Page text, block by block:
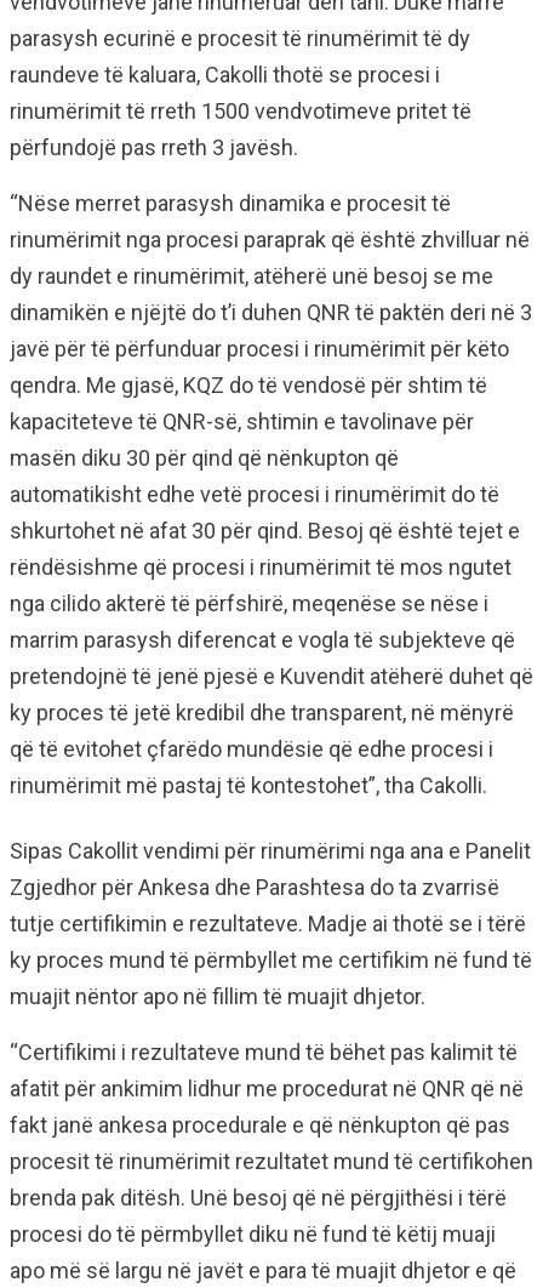
parasysh ecurinë e procesit të rinumërimit të dy
raundeve të kaluara, Cakolli thotë se procesi i
rinumërimit të rreth 1500 vendvotimeve pritet të
përfundojë pas rreth 3 javësh.
“Nëse merret parasysh dinamika e procesit të
rinumërimit nga procesi paraprak që është zhvilluar në
dy raundet e rinumërimit, atëherë unë besoj se me
dinamikën e njëjtë do t’i duhen QNR të paktën deri në 3
javë për të përfunduar procesi i rinumërimit për këto
qendra. Me gjasë, KQZ do të vendosë për shtim të
kapaciteteve të QNR-së, shtimin e tavolinave për
masën diku 30 për qind që nënkupton që
automatikisht edhe vetë procesi i rinumërimit do të
shkurtohet në afat 30 për qind. Besoj që është tejet e
rëndësishme që procesi i rinumërimit të mos ngutet
nga cilido akterë të përfshirë, meqenëse se nëse i
marrim parasysh diferencat e vogla të subjekteve që
pretendojnë të jenë pjesë e Kuvendit atëherë duhet që
ky proces të jetë kredibil dhe transparent, në mënyrë
që të evitohet çfarëdo mundësie që edhe procesi i
rinumërimit më pastaj të kontestohet”, tha Cakolli.
Sipas Cakollit vendimi për rinumërimi nga ana e Panelit
Zgjedhor për Ankesa dhe Parashtesa do ta zvarrisë
tutje certifikimin e rezultateve. Madje ai thotë se i tërë
ky proces mund të përmbyllet me certifikim në fund të
muajit nëntor apo në fillim të muajit dhjetor.
“Certifikimi i rezultateve mund të bëhet pas kalimit të
afatit për ankimim lidhur me procedurat në QNR që në
fakt janë ankesa procedurale e që nënkupton që pas
procesit të rinumërimit rezultatet mund të certifikohen
brenda pak ditësh. Unë besoj që në përgjithësi i tërë
procesi do të përmbyllet diku në fund të këtij muaji
apo më së largu në javët e para të muajit dhjetor e që